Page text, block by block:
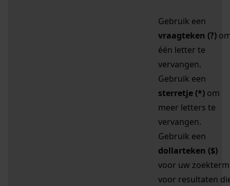
Gebruik een
vraagteken (?)
één letter te
vervangen.
Gebruik een
sterretje (*) om
meer letters te
vervangen.
Gebruik een
dollarteken ($)
voor uw zoekterm
voor resultaten